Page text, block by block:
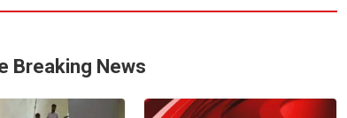
Breaking News